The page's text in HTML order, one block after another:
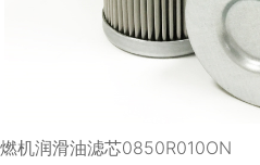
燃机润滑油滤芯0850R010ON